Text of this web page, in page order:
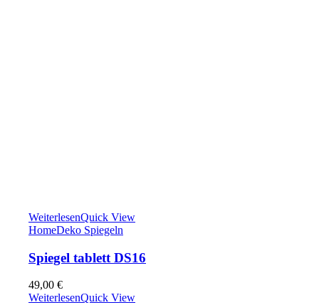
WeiterlesenQuick View
HomeDeko Spiegeln
Spiegel tablett DS16
49,00 €
WeiterlesenQuick View